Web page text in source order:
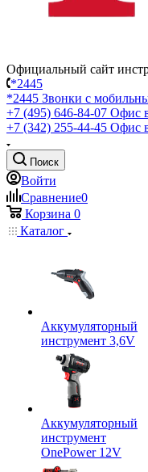
Официальный сайт
*2445
*2445 Звонки с
+7 (495) 646-84-07 Офис
+7 (342) 255-44-45 Офис
Поиск
Войти
Сравнение0
Корзина 0
Каталог
Аккумуляторный
инструмент 3,6V
Аккумуляторный
инструмент
OnePower 12V